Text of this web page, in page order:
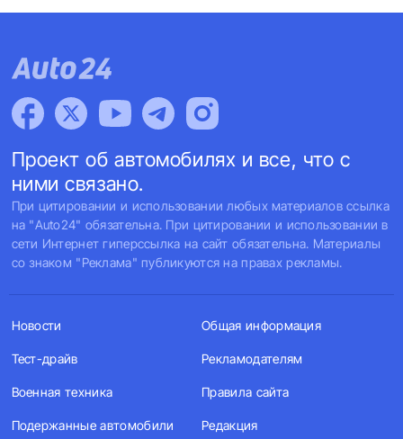
Проект об автомобилях и все, что с
ними связано.
При цитировании и использовании любых материалов ссылка
на "Auto24" обязательна. При цитировании и использовании в
сети Интернет гиперссылка на сайт обязательна. Материалы
со знаком "Реклама" публикуются на правах рекламы.
Новости
Тест-драйв
Военная техника
Подержанные автомобили
Общая информация
Рекламодателям
Правила сайта
Редакция